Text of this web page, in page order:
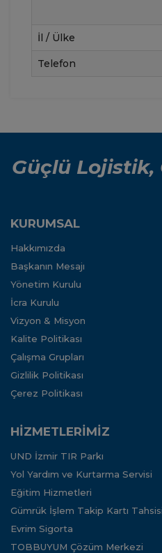
İl / Ülke
Telefon
Güçlü Lojistik,
KURUMSAL
Hakkımızda
Başkanın Mesajı
Yönetim Kurulu
İcra Kurulu
Vizyon & Misyon
Kalite Politikası
Çalışma Grupları
Gizlilik Politikası
Çerez Politikası
HİZMETLERİMİZ
UND İzmir TIR Parkı
Yol Yardım ve Kurtarma Servisi
Eğitim Hizmetleri
Gümrük İşlem Takip Kartı
Evrim Sigorta
TOBBUYUM Çözüm Merkezi